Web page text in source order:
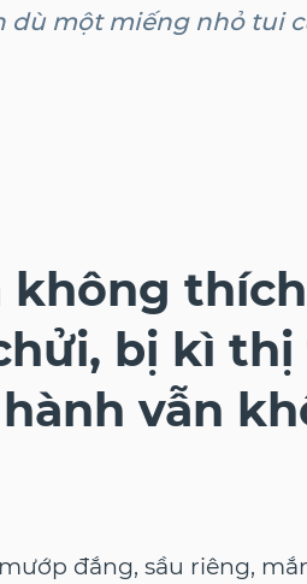
dù một miếng nhỏ tui
không
bị kì
vẫn
đắng, sầu riêng,